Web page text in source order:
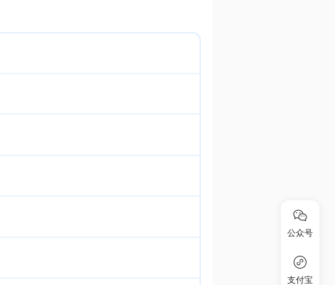
公众号
支付宝